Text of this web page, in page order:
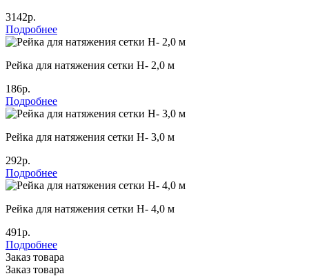
3142р.
Подробнее
Рейка для натяжения сетки Н- 2,0 м
186р.
Подробнее
Рейка для натяжения сетки Н- 3,0 м
292р.
Подробнее
Рейка для натяжения сетки Н- 4,0 м
491р.
Подробнее
Заказ товара
Заказ товара